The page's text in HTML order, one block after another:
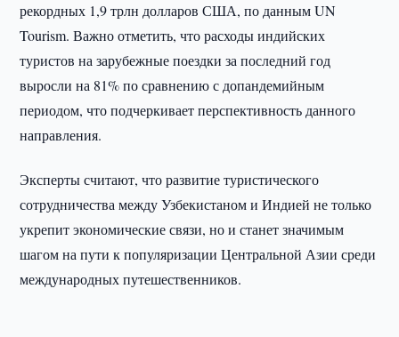
рекордных 1,9 трлн долларов США, по данным UN
Tourism. Важно отметить, что расходы индийских
туристов на зарубежные поездки за последний год
выросли на 81% по сравнению с допандемийным
периодом, что подчеркивает перспективность данного
направления.
Эксперты считают, что развитие туристического
сотрудничества между Узбекистаном и Индией не только
укрепит экономические связи, но и станет значимым
шагом на пути к популяризации Центральной Азии среди
международных путешественников.